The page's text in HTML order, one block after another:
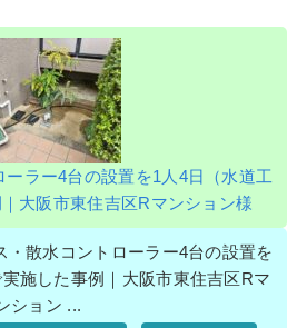
ラー4台の設置を1人4日（水道工
大阪市東住吉区Rマンション様
・散水コントローラー4台の設置を
施した事例｜大阪市東住吉区Rマ
ション ...